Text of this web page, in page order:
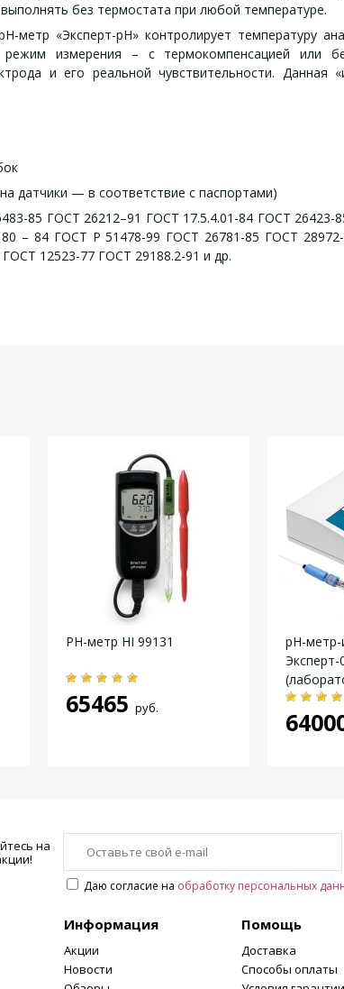
без термостата при любой температуре.
метр «Эксперт-рН» контролирует температуру
измерения – с термокомпенсацией или
и его реальной чувствительности. Данная
датчики — в соответствие с паспортами)
85 ГОСТ 26212–91 ГОСТ 17.5.4.01-84 ГОСТ
– 84 ГОСТ Р 51478-99 ГОСТ 26781-85 ГОСТ
12523-77 ГОСТ 29188.2-91 и др.
220 В с помощью поставляемого в комплекте
COM- или USB-порт для просмотра, сохранения
PH-метр HI 99131
65465 руб.
pH-
на
Даю согласие на обработку персональных
Информация
Акции
Новости
Помощь
Доставка
Способы оплаты